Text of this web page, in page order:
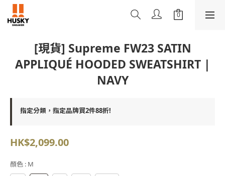
[現貨] Supreme FW23 SATIN
APPLIQUÉ HOODED SWEATSHIRT |
NAVY
指定分類，指定品牌買2件88折!
HK$2,099.00
顏色 : M